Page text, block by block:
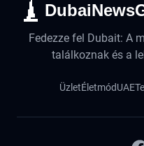
Fedezze fel Dubait: A
találkoznak és a
ÜzletÉletmódUAE